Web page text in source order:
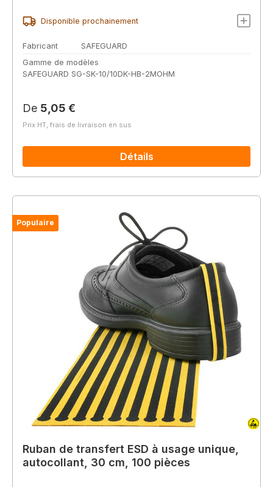
Disponible prochainement
Fabricant
SAFEGUARD
Gamme de modèles
SAFEGUARD SG-SK-10/10DK-HB-2MOHM
Prix régulier :
De 5,05 €
Prix HT, frais de livraison en sus
Détails
Populaire
Ruban de transfert ESD à usage unique,
autocollant, 30 cm, 100 pièces